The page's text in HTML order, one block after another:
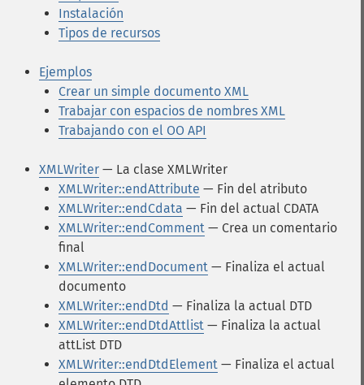
Instalación
Tipos de recursos
Ejemplos
Crear un simple documento XML
Trabajar con espacios de nombres XML
Trabajando con el OO API
XMLWriter — La clase XMLWriter
XMLWriter::endAttribute — Fin del atributo
XMLWriter::endCdata — Fin del actual CDATA
XMLWriter::endComment — Crea un comentario
final
XMLWriter::endDocument — Finaliza el actual
documento
XMLWriter::endDtd — Finaliza la actual DTD
XMLWriter::endDtdAttlist — Finaliza la actual
attList DTD
XMLWriter::endDtdElement — Finaliza el actual